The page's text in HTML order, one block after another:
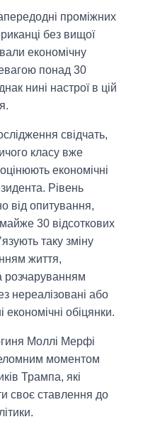
проміжних
без вищої
економічну
понад 30
нині настрої в цій
свідчать,
класу вже
економічні
Рівень
від опитування,
30 відсоткових
таку зміну
життя,
розчаруванням
нереалізовані або
обіцянки.
Моллі Мерфі
моментом
Трампа, які
своє ставлення до